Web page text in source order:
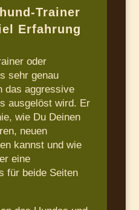
Trainer
Erfahrung
oder
sehr genau
das aggressive
ausgelöst wird. Er
wie Du Deinen
neuen
kannst und wie
eine
für beide Seiten